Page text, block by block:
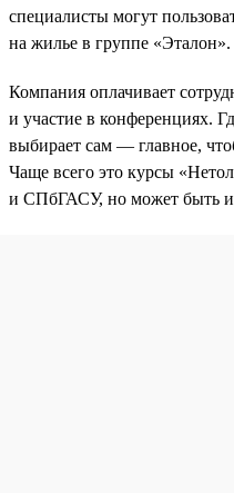
специалисты могут
на жилье в группе «Эталон».
Компания оплачивает
и участие в конференциях.
выбирает сам — главное,
Чаще всего это курсы
и СПбГАСУ, но может быть и